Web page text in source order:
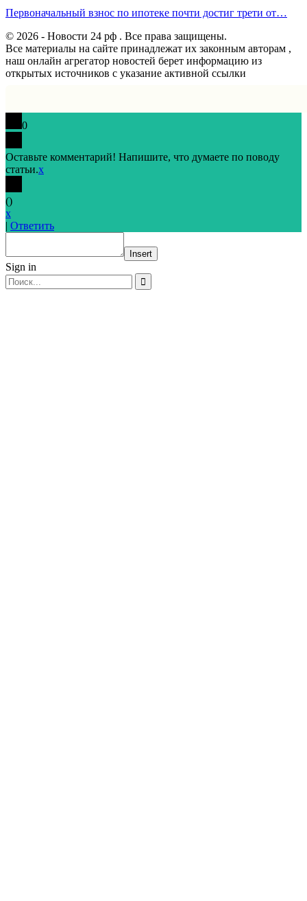
Первоначальный взнос по ипотеке почти достиг трети от…
© 2026 - Новости 24 рф . Все права защищены.
Все материалы на сайте принадлежат их законным авторам ,
наш онлайн агрегатор новостей берет информацию из
открытых источников с указание активной ссылки
0
Оставьте комментарий! Напишите, что думаете по поводу
статьи.x
()
x
| Ответить
Insert
Sign in